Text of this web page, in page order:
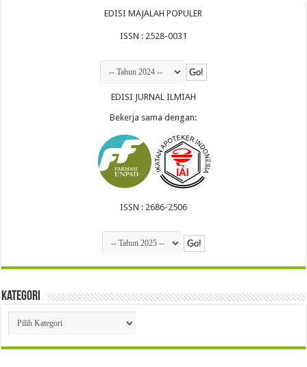
EDISI MAJALAH POPULER
ISSN : 2528-0031
EDISI JURNAL ILMIAH
Bekerja sama dengan:
ISSN : 2686-2506
Kategori
Kategori